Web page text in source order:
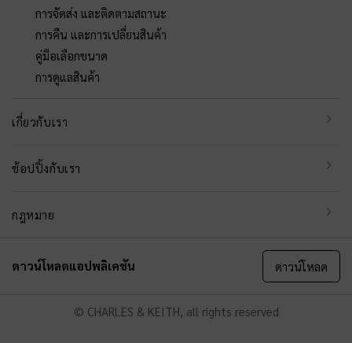
การจัดส่ง และติดตามสถานะ
การคืน และการเปลี่ยนสินค้า
คู่มือเลือกขนาด
การดูแลสินค้า
เกี่ยวกับเรา
ช้อปปิ้งกับเรา
กฎหมาย
ดาวน์โหลดแอปพลิเคชัน ดาวน์โหลด
© CHARLES & KEITH, all rights reserved